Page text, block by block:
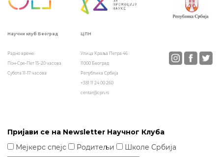
Научни клуб Београд
Радно време:
Пон-Сре-Пет 15-20 часова
Субота 11-17 часова
ЦПН
Улица Краља Петра 46
11000 Београд
Република Србија
+381 11 24 00 260
centar@cpn.rs
Пријави се на Newsletter Научног Клуба
Мејкерс спејс
Родитељи Школе Србија